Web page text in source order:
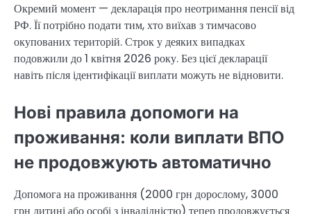
Окремий момент — декларація про неотримання пенсії від
РФ. Її потрібно подати тим, хто виїхав з тимчасово
окупованих територій. Строк у деяких випадках
подовжили до 1 квітня 2026 року. Без цієї декларації
навіть після ідентифікації виплати можуть не відновити.
Нові правила допомоги на
проживання: коли виплати ВПО
не продовжують автоматично
Допомога на проживання (2000 грн дорослому, 3000